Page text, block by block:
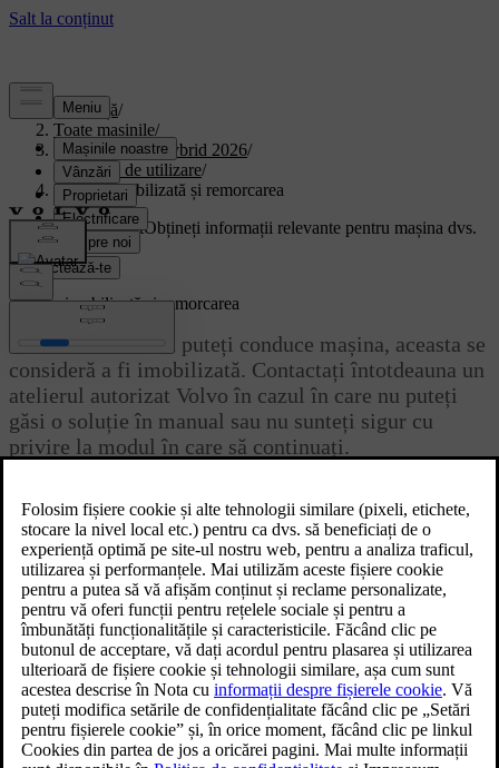
Asistență/
Toate mașinile/
XC90 Plug-in Hybrid 2026/
Manual de utilizare/
Mașina imobilizată și remorcarea
Suport personalizatObțineți informații relevante pentru mașina dvs.
Conectează-te
Mașina imobilizată și remorcarea
În cazul în care nu puteți conduce mașina, aceasta se
consideră a fi imobilizată. Contactați întotdeauna un
atelierul autorizat Volvo în cazul în care nu puteți
găsi o soluție în manual sau nu sunteți sigur cu
privire la modul în care să continuați.
În funcție de natura problemei, o puteți rezolva singur sau cu
asistență din partea atelierului autorizat Volvo sau a altor servicii.
Această parte a manualului acoperă un număr de scenarii și modul
de abordare a acestora în condiții de siguranță.
În cazul în care s-a produs accident sau există un risc de accident,
prioritizați siguranța și cerințele medicale înainte de remorcarea
mașinii. Nu ezitați să contactați serviciile de urgență, dacă este cazul.
Următoarele scenarii au propriile secțiuni în manual, care vă pot
ajuta să identificați problema de bază și ce pași sunt necesari pentru
remorcare.